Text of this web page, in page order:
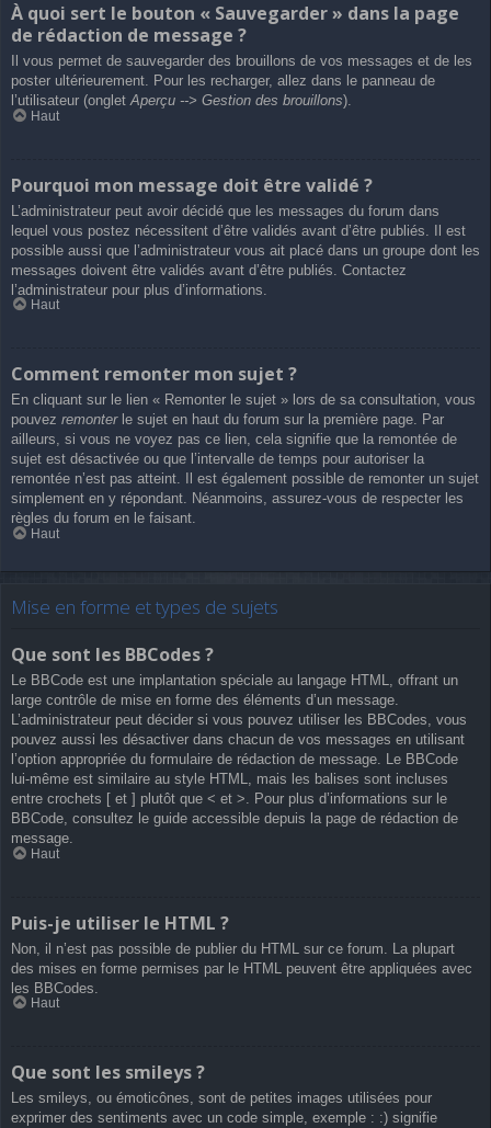
À quoi sert le bouton « Sauvegarder » dans la page
de rédaction de message ?
Il vous permet de sauvegarder des brouillons de vos messages et de les
poster ultérieurement. Pour les recharger, allez dans le panneau de
l’utilisateur (ongletAperçu --> Gestion des brouillons).
Haut
Pourquoi mon message doit être validé ?
L’administrateur peut avoir décidé que les messages du forum dans
lequel vous postez nécessitent d’être validés avant d’être publiés. Il est
possible aussi que l’administrateur vous ait placé dans un groupe dont les
messages doivent être validés avant d’être publiés. Contactez
l’administrateur pour plus d’informations.
Haut
Comment remonter mon sujet ?
En cliquant sur le lien « Remonter le sujet » lors de sa consultation, vous
pouvez remonterle sujet en haut du forum sur la première page. Par
ailleurs, si vous ne voyez pas ce lien, cela signifie que la remontée de
sujet est désactivée ou que l’intervalle de temps pour autoriser la
remontée n’est pas atteint. Il est également possible de remonter un sujet
simplement en y répondant. Néanmoins, assurez-vous de respecter les
règles du forum en le faisant.
Haut
Mise en forme et types de sujets
Que sont les BBCodes ?
Le BBCode est une implantation spéciale au langage HTML, offrant un
large contrôle de mise en forme des éléments d’un message.
L’administrateur peut décider si vous pouvez utiliser les BBCodes, vous
pouvez aussi les désactiver dans chacun de vos messages en utilisant
l’option appropriée du formulaire de rédaction de message. Le BBCode
lui-même est similaire au style HTML, mais les balises sont incluses
entre crochets [ et ] plutôt que < et >. Pour plus d’informations sur le
BBCode, consultez le guide accessible depuis la page de rédaction de
message.
Haut
Puis-je utiliser le HTML ?
Non, il n’est pas possible de publier du HTML sur ce forum. La plupart
des mises en forme permises par le HTML peuvent être appliquées avec
les BBCodes.
Haut
Que sont les smileys ?
Les smileys, ou émoticônes, sont de petites images utilisées pour
exprimer des sentiments avec un code simple, exemple : :) signifie